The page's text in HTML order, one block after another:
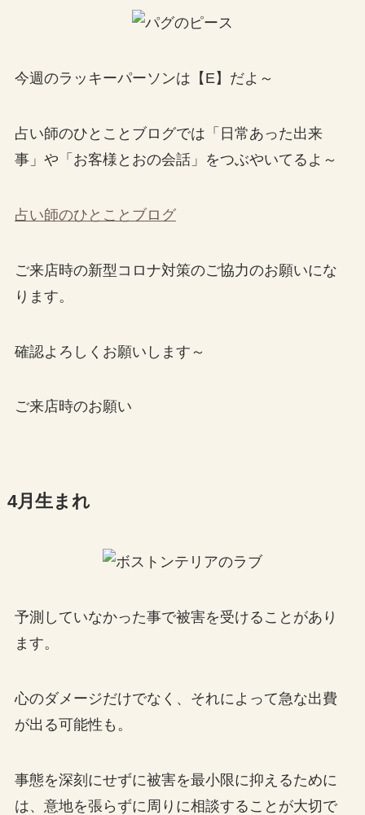
今週のラッキーパーソンは【E】だよ～
占い師のひとことブログでは「日常あった出来
事」や「お客様とおの会話」をつぶやいてるよ～
占い師のひとことブログ
ご来店時の新型コロナ対策のご協力のお願いにな
ります。
確認よろしくお願いします～
ご来店時のお願い
4月生まれ
予測していなかった事で被害を受けることがあり
ます。
心のダメージだけでなく、それによって急な出費
が出る可能性も。
事態を深刻にせずに被害を最小限に抑えるために
は、意地を張らずに周りに相談することが大切で